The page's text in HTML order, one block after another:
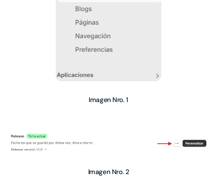
Imagen Nro. 1
Imagen Nro. 2